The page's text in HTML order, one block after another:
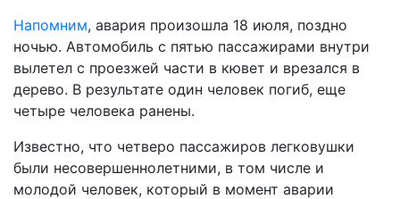
Напомним, авария произошла 18 июля, поздно
ночью. Автомобиль с пятью пассажирами внутри
вылетел с проезжей части в кювет и врезался в
дерево. В результате один человек погиб, еще
четыре человека ранены.
Известно, что четверо пассажиров легковушки
были несовершеннолетними, в том числе и
молодой человек, который в момент аварии